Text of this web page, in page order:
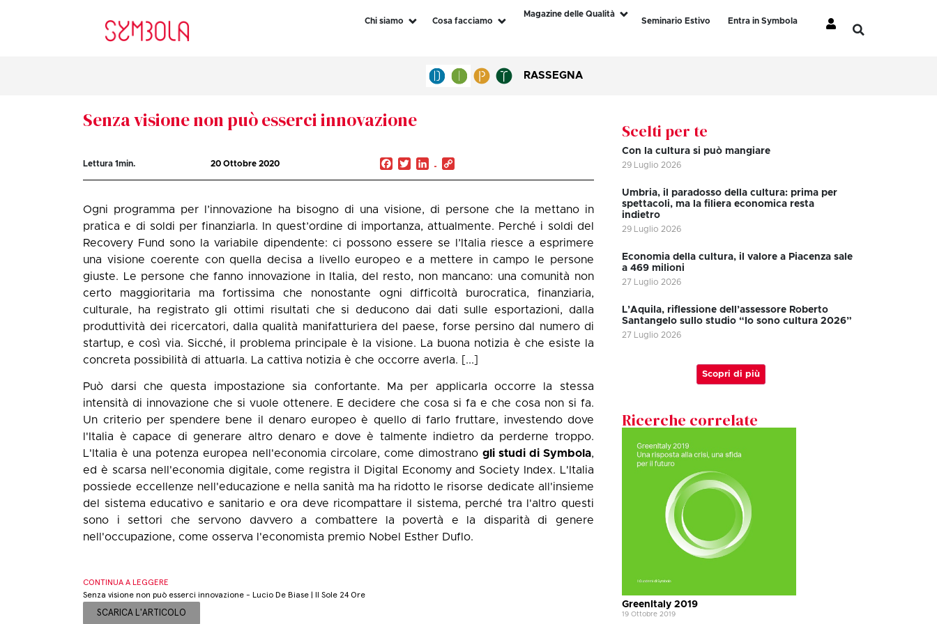
Chi siamo Cosa facciamo
Magazine delle Qualità
Seminario Estivo
Entra in Symbola
RASSEGNA
Senza visione non può esserci innovazione
Lettura1min. 20 Ottobre 2020 Facebook
TwitterLinkedIn
Ogni programma per l’innovazione ha bisogno di una visione, di persone che la mettano in
pratica e di soldi per finanziarla. In quest’ordine di importanza, attualmente. Perché i soldi del
Recovery Fund sono la variabile dipendente: ci possono essere se l’Italia riesce a esprimere
una visione coerente con quella decisa a livello europeo e a mettere in campo le persone
giuste. Le persone che fanno innovazione in Italia, del resto, non mancano: una comunità non
certo maggioritaria ma fortissima che nonostante ogni difficoltà burocratica, finanziaria,
culturale, ha registrato gli ottimi risultati che si deducono dai dati sulle esportazioni, dalla
produttività dei ricercatori, dalla qualità manifatturiera del paese, forse persino dal numero di
startup, e così via. Sicché, il problema principale è la visione. La buona notizia è che esiste la
concreta possibilità di attuarla. La cattiva notizia è che occorre averla. [...]
Può darsi che questa impostazione sia confortante. Ma per applicarla occorre la stessa
intensità di innovazione che si vuole ottenere. E decidere che cosa si fa e che cosa non si fa.
Un criterio per spendere bene il denaro europeo è quello di farlo fruttare, investendo dove
l'Italia è capace di generare altro denaro e dove è talmente indietro da perderne troppo.
L'Italia è una potenza europea nell'economia circolare, come dimostrano gli studi di Symbola,
ed è scarsa nell'economia digitale, come registra il Digital Economy and Society Index. L'Italia
possiede eccellenze nell'educazione e nella sanità ma ha ridotto le risorse dedicate all'insieme
del sistema educativo e sanitario e ora deve ricompattare il sistema, perché tra l'altro questi
sono i settori che servono davvero a combattere la povertà e la disparità di genere
nell'occupazione, come osserva l'economista premio Nobel Esther Duflo.
CONTINUA A LEGGERE
Senza visione non può esserci innovazione - Lucio De Biase | Il Sole 24 Ore
SCARICA L'ARTICOLO
Scelti per te
Con la cultura si può mangiare
29 Luglio 2026
Umbria, il paradosso della cultura: prima per
spettacoli, ma la filiera economica resta
indietro
29 Luglio 2026
Economia della cultura, il valore a Piacenza sale
a 469 milioni
27 Luglio 2026
L’Aquila, riflessione dell’assessore Roberto
Santangelo sullo studio “Io sono cultura 2026”
27 Luglio 2026
Scopri di più
Ricerche correlate
GreenItaly 2019
19 Ottobre 2019